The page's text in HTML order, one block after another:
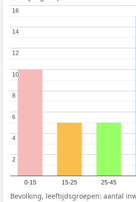
0-15 15-25 25-45
2
2
4
4
6
6
8
8
10
10
12
12
14
14
16
16
Bevolking, leeftijdsgroepen: aantal